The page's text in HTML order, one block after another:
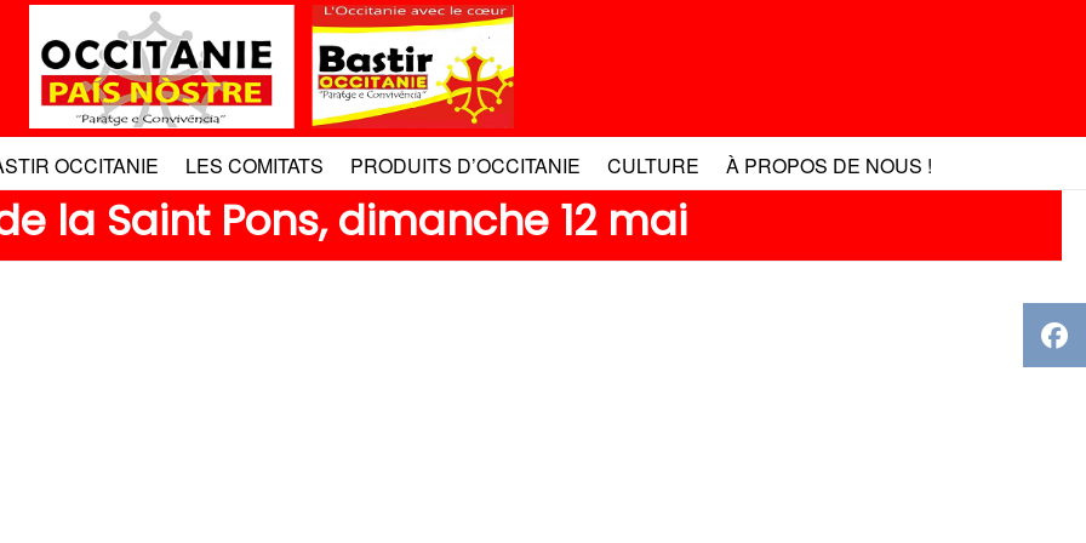
OCCITANIE LES COMITATS PRODUITS D’OCCITANIE CULTURE À PROPOS DE NOUS !
la Saint Pons, dimanche 12 mai